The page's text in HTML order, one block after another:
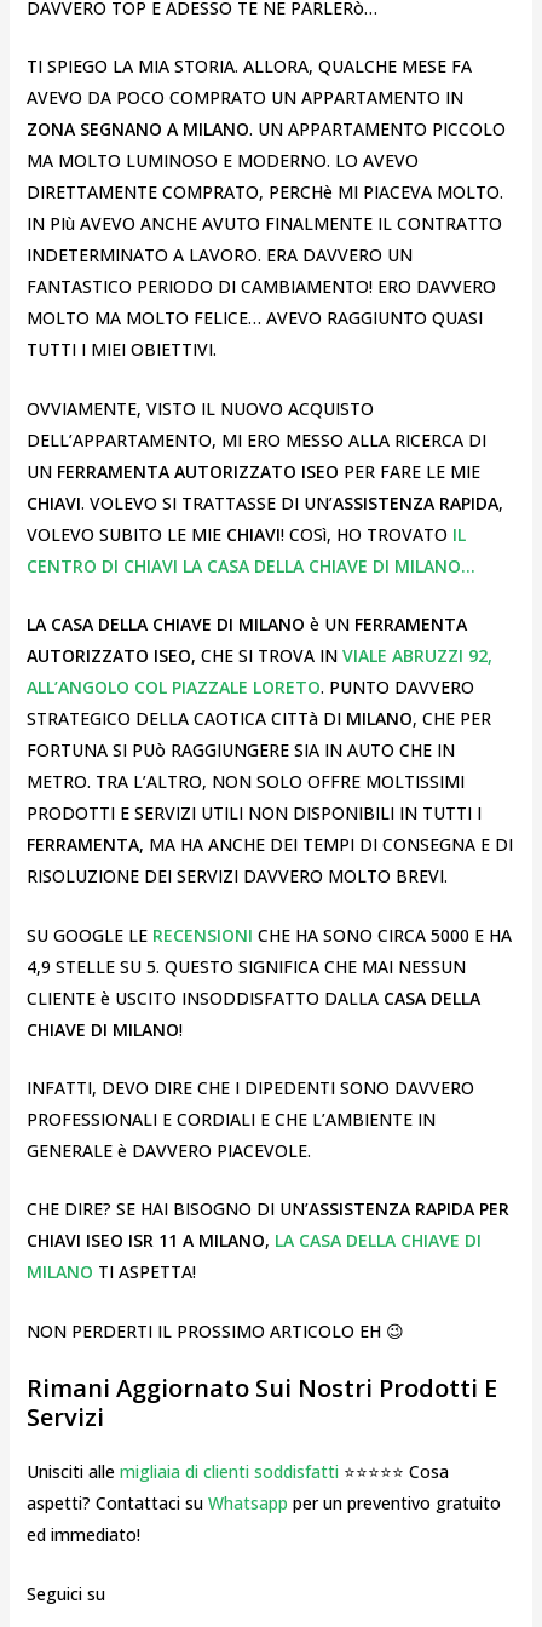
DAVVERO TOP E ADESSO TE NE PARLERò…
TI SPIEGO LA MIA STORIA. ALLORA, QUALCHE MESE FA
AVEVO DA POCO COMPRATO UN APPARTAMENTO IN
ZONA SEGNANO A MILANO. UN APPARTAMENTO PICCOLO
MA MOLTO LUMINOSO E MODERNO. LO AVEVO
DIRETTAMENTE COMPRATO, PERCHè MI PIACEVA MOLTO.
IN PIù AVEVO ANCHE AVUTO FINALMENTE IL CONTRATTO
INDETERMINATO A LAVORO. ERA DAVVERO UN
FANTASTICO PERIODO DI CAMBIAMENTO! ERO DAVVERO
MOLTO MA MOLTO FELICE… AVEVO RAGGIUNTO QUASI
TUTTI I MIEI OBIETTIVI.
OVVIAMENTE, VISTO IL NUOVO ACQUISTO
DELL’APPARTAMENTO, MI ERO MESSO ALLA RICERCA DI
UN FERRAMENTA AUTORIZZATO ISEO PER FARE LE MIE
CHIAVI. VOLEVO SI TRATTASSE DI UN’ASSISTENZA RAPIDA,
VOLEVO SUBITO LE MIE CHIAVI! COSì, HO TROVATO IL
CENTRO DI CHIAVI LA CASA DELLA CHIAVE DI MILANO…
LA CASA DELLA CHIAVE DI MILANO è UN FERRAMENTA
AUTORIZZATO ISEO, CHE SI TROVA IN VIALE ABRUZZI 92,
ALL’ANGOLO COL PIAZZALE LORETO. PUNTO DAVVERO
STRATEGICO DELLA CAOTICA CITTà DI MILANO, CHE PER
FORTUNA SI PUò RAGGIUNGERE SIA IN AUTO CHE IN
METRO. TRA L’ALTRO, NON SOLO OFFRE MOLTISSIMI
PRODOTTI E SERVIZI UTILI NON DISPONIBILI IN TUTTI I
FERRAMENTA, MA HA ANCHE DEI TEMPI DI CONSEGNA E DI
RISOLUZIONE DEI SERVIZI DAVVERO MOLTO BREVI.
SU GOOGLE LE RECENSIONI CHE HA SONO CIRCA 5000 E HA
4,9 STELLE SU 5. QUESTO SIGNIFICA CHE MAI NESSUN
CLIENTE è USCITO INSODDISFATTO DALLACASA DELLA
CHIAVE DI MILANO!
INFATTI, DEVO DIRE CHE I DIPEDENTI SONO DAVVERO
PROFESSIONALI E CORDIALI E CHE L’AMBIENTE IN
GENERALE è DAVVERO PIACEVOLE.
CHE DIRE? SE HAI BISOGNO DI UN’ASSISTENZA RAPIDA PER
CHIAVI ISEO ISR 11 A MILANO, LA CASA DELLA CHIAVE DI
MILANO TI ASPETTA!
NON PERDERTI IL PROSSIMO ARTICOLO EH 😉
Rimani Aggiornato Sui Nostri Prodotti E
Servizi
Unisciti alle migliaia di clienti soddisfatti⭐⭐⭐⭐⭐ Cosa
aspetti? Contattaci su Whatsapp per un preventivo gratuito
ed immediato!
Seguici su